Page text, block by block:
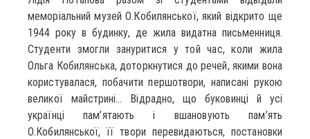
меморіальний музей О.Кобилянської, який відкрито ще
1944 року в будинку, де жила видатна письменниця.
Студенти змогли зануритися у той час, коли жила
Ольга Кобилянська, доторкнутися до речей, якими вона
користувалася, побачити першотвори, написані рукою
великої майстрині… Відрадно, що буковинці й усі
українці пам’ятають і вшановують пам’ять
О.Кобилянської, її твори перевидаються, постановки